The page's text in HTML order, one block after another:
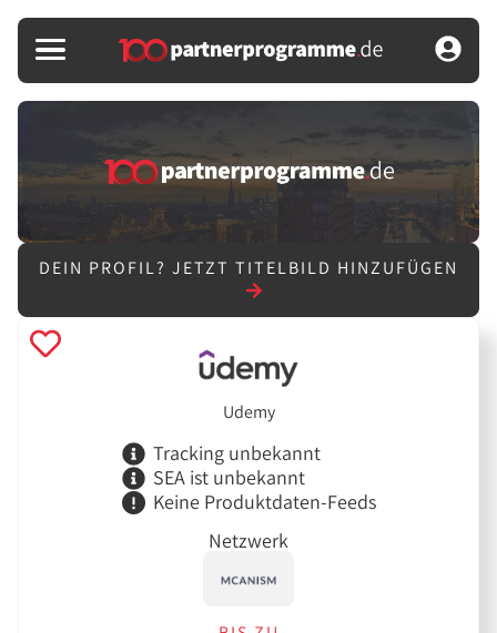
DEIN PROFIL? JETZT TITELBILD HINZUFÜGEN
Udemy
Tracking unbekannt
SEA ist unbekannt
Keine Produktdaten-Feeds
Netzwerk